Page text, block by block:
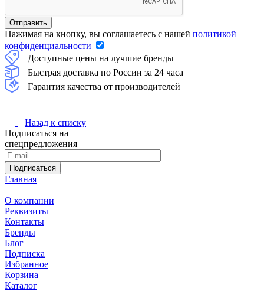
Нажимая на кнопку, вы соглашаетесь с нашей политикой
конфиденциальности
Доступные цены на лучшие бренды
Быстрая доставка по России за 24 часа
Гарантия качества от производителей
Назад к списку
Подписаться на
спецпредложения
Подписаться
Главная
О компании
Реквизиты
Контакты
Бренды
Блог
Подписка
Избранное
Корзина
Каталог